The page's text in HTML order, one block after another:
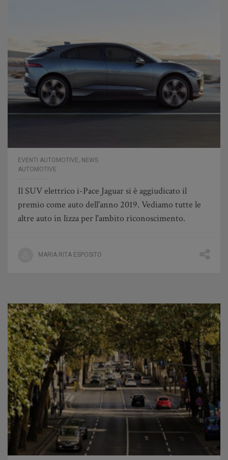
EVENTI AUTOMOTIVE, NEWS
AUTOMOTIVE
Il SUV elettrico i-Pace Jaguar si è aggiudicato il
premio come auto dell'anno 2019. Vediamo tutte le
altre auto in lizza per l'ambito riconoscimento.
MARIA RITA ESPOSITO